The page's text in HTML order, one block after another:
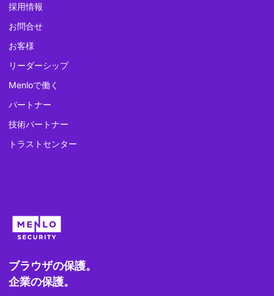
採用情報
お問合せ
お客様
リーダーシップ
Menloで働く
パートナー
技術パートナー
トラストセンター
ブラウザの保護。
企業の保護。